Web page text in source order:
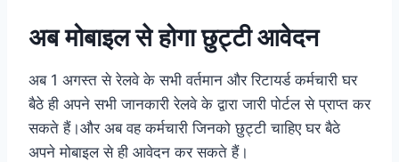
अब मोबाइल से होगा छुट्टी आवेदन
अब 1 अगस्त से रेलवे के सभी वर्तमान और रिटायर्ड कर्मचारी घर
बैठे ही अपने सभी जानकारी रेलवे के द्वारा जारी पोर्टल से प्राप्त कर
सकते हैं।और अब वह कर्मचारी जिनको छुट्टी चाहिए घर बैठे
अपने मोबाइल से ही आवेदन कर सकते हैं।